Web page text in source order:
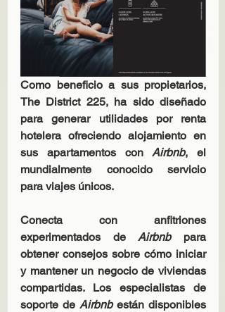
Como beneficio a sus propietarios,
The District 225, ha sido diseñado
para generar utilidades por renta
hotelera ofreciendo alojamiento en
sus apartamentos con Airbnb, el
mundialmente conocido servicio
para viajes únicos.
Conecta con anfitriones
experimentados de Airbnb para
obtener consejos sobre cómo iniciar
y mantener un negocio de viviendas
compartidas. Los especialistas de
soporte de Airbnb están disponibles